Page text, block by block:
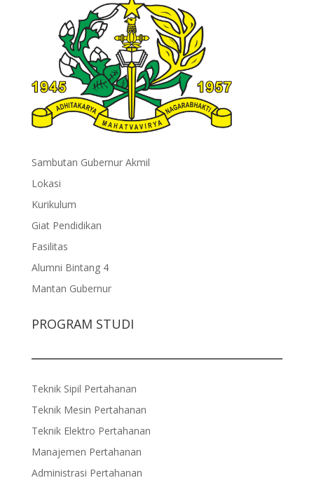
Sambutan Gubernur Akmil
Lokasi
Kurikulum
Giat Pendidikan
Fasilitas
Alumni Bintang 4
Mantan Gubernur
PROGRAM STUDI
Teknik Sipil Pertahanan
Teknik Mesin Pertahanan
Teknik Elektro Pertahanan
Manajemen Pertahanan
Administrasi Pertahanan